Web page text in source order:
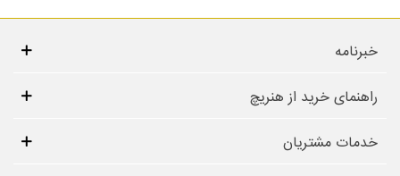
خبرنامه
راهنمای خرید از هنریچ
خدمات مشتریان